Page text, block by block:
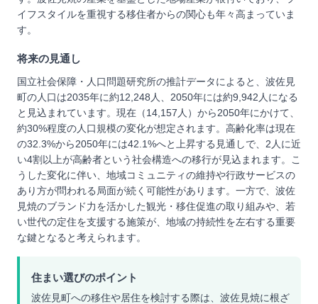
イフスタイルを重視する移住者からの関心も年々高まっていま
す。
将来の見通し
国立社会保障・人口問題研究所の推計データによると、波佐見
町の人口は2035年に約12,248人、2050年には約9,942人になる
と見込まれています。現在（14,157人）から2050年にかけて、
約30%程度の人口規模の変化が想定されます。高齢化率は現在
の32.3%から2050年には42.1%へと上昇する見通しで、2人に近
い4割以上が高齢者という社会構造への移行が見込まれます。こ
うした変化に伴い、地域コミュニティの維持や行政サービスの
あり方が問われる局面が続く可能性があります。一方で、波佐
見焼のブランド力を活かした観光・移住促進の取り組みや、若
い世代の定住を支援する施策が、地域の持続性を左右する重要
な鍵となると考えられます。
住まい選びのポイント
波佐見町への移住や居住を検討する際は、波佐見焼に根ざ